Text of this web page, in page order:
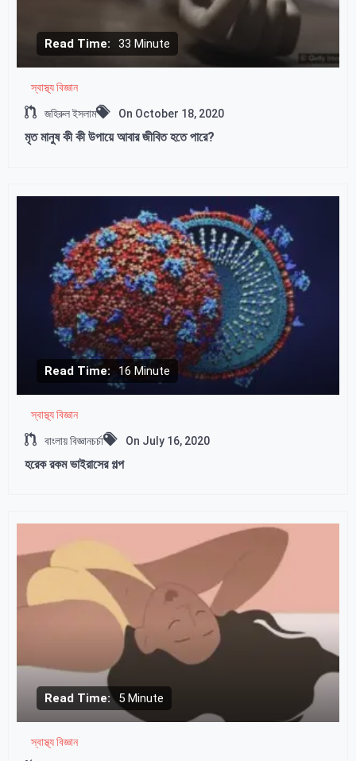
Read Time: 33 Minute
স্বাস্থ্য বিজ্ঞান
জহিরুল ইসলাম On October 18, 2020
মৃত মানুষ কী কী উপায়ে আবার জীবিত হতে পারে?
Read Time: 16 Minute
স্বাস্থ্য বিজ্ঞান
বাংলায় বিজ্ঞানচর্চা On July 16, 2020
হরেক রকম ভাইরাসের গল্প
Read Time: 5 Minute
স্বাস্থ্য বিজ্ঞান